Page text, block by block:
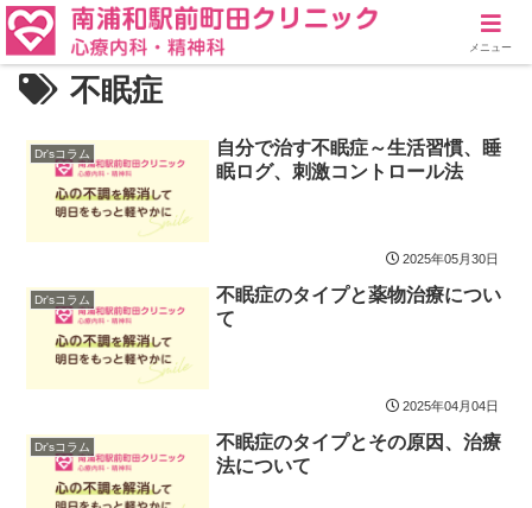
不眠症
Dr'sコラム
自分で治す不眠症～生活習慣、睡
眠ログ、刺激コントロール法
2025年05月30日
Dr'sコラム
不眠症のタイプと薬物治療につい
て
2025年04月04日
Dr'sコラム
不眠症のタイプとその原因、治療
法について
メニュー